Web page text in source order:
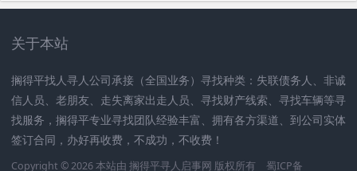
关于本站
搁得平找人寻人公司承接（全国业务）寻找种类：失联债务人、非诚
信人员、老朋友、走失离家出走人员、寻找财产线索、寻找车辆等寻
找服务，搁得平专业寻找团队经验丰富、拥有各方渠道、到公司实体
签订合同，办好再收费，不成功，不收费！
Copyright © 2026 本站由 搁得平寻人启事网 版权所有
蜀ICP备